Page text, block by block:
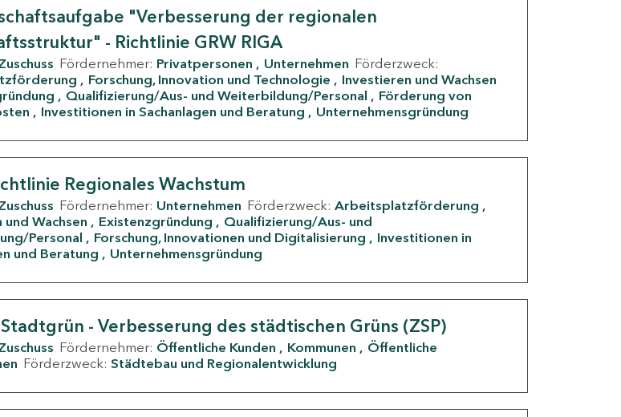
"Verbesserung der regionalen
- Richtlinie GRW RIGA
Fördernehmer: Privatpersonen Unternehmen Förderzweck:
Forschung, Innovation und Technologie
Investieren und Wachsen
Qualifizierung/Aus- und Weiterbildung/Personal
Förderung von
Investitionen in Sachanlagen und Beratung Unternehmensgründung
Regionales Wachstum
Fördernehmer: Unternehmen Förderzweck: Arbeitsplatzförderung
Wachsen
Existenzgründung
Qualifizierung/Aus- und
Personal
Forschung, Innovationen und Digitalisierung
Investitionen in
und Beratung
Unternehmensgründung
- Verbesserung des städtischen Grüns (ZSP)
Fördernehmer: Öffentliche Kunden Kommunen
Öffentliche
Förderzweck: Städtebau und Regionalentwicklung